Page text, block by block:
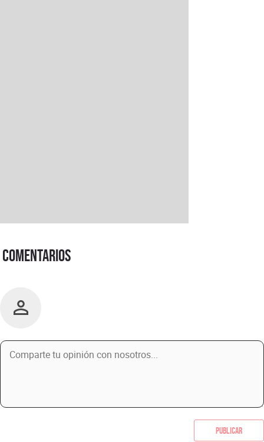
Comentarios
Publicar